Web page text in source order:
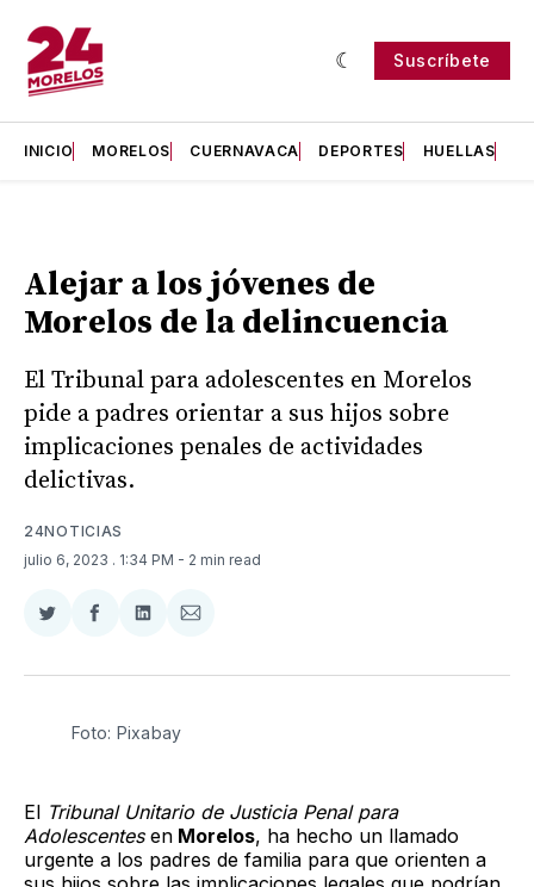
Suscríbete
INICIO MORELOS CUERNAVACA DEPORTES HUELLAS
Alejar a los jóvenes de
Morelos de la delincuencia
El Tribunal para adolescentes en Morelos
pide a padres orientar a sus hijos sobre
implicaciones penales de actividades
delictivas.
24NOTICIAS
julio 6, 2023 . 1:34 PM - 2 min read
Compartir
Twitter
Compartir
Facebook
Compartir
LinkedIn
Compartir
Email
Foto: Pixabay
El Tribunal Unitario de Justicia Penal para
Adolescentesen Morelos, ha hecho un llamado
urgente a los padres de familia para que orienten a